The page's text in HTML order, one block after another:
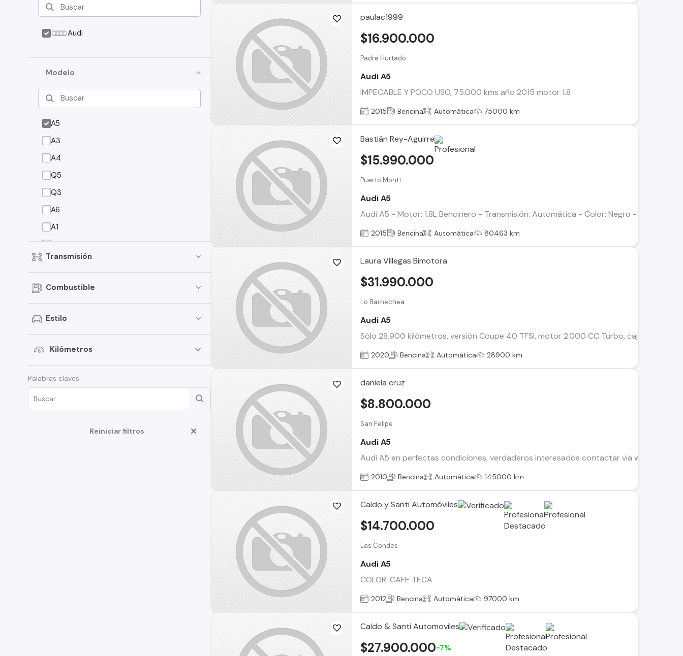
Audi
Modelo
A5
A3
A4
Q5
Q3
A6
A1
Q7
Q2
S4
S8
A8
Cabriolet
Q8
Transmisión
Combustible
Estilo
Kilómetros
Palabras claves
Reiniciar filtros
paulac1999
Padre Hurtado
Audi A5
IMPECABLE Y POCO USO, 75.000 kms año 2015 motor 1.8
$16.900.000
2015 Bencina Automática 75000 km
Bastián Rey-Aguirre
Puerto Montt
Audi A5
Audi A5 - Motor: 1.8L Bencinero - Transmisión: Automática - Color: Negro -
$15.990.000
2015 Bencina Automática 80463 km
Laura Villegas Bimotora
Lo Barnechea
Audi A5
Sólo 28.900 kilómetros, versión Coupe 40 TFSI, motor 2.000 CC Turbo, caja de
$31.990.000
2020 Bencina Automática 28900 km
daniela cruz
San Felipe
Audi A5
Audi A5 en perfectas condiciones, verdaderos interesados contactar via wasap o
$8.800.000
2010 Bencina Automática 145000 km
Caldo y Santi Automóviles
Las Condes
Audi A5
COLOR: CAFE TECA
$14.700.000
2012 Bencina Automática 97000 km
Caldo & Santi Automoviles
$27.900.000-7%